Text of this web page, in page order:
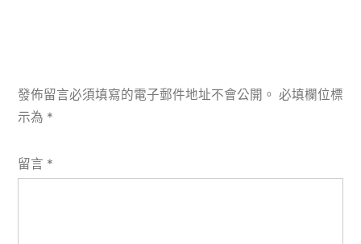
發佈留言必須填寫的電子郵件地址不會公開。 必填欄位標
示為 *
留言 *